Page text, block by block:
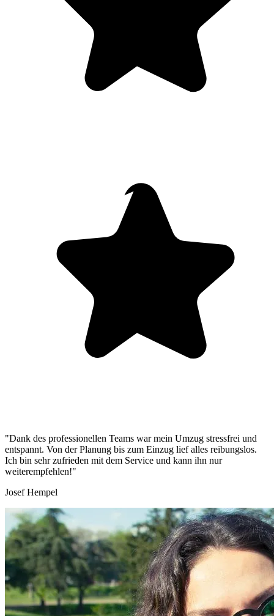
"Dank des professionellen Teams war mein Umzug stressfrei und
entspannt. Von der Planung bis zum Einzug lief alles reibungslos.
Ich bin sehr zufrieden mit dem Service und kann ihn nur
weiterempfehlen!"
Josef Hempel